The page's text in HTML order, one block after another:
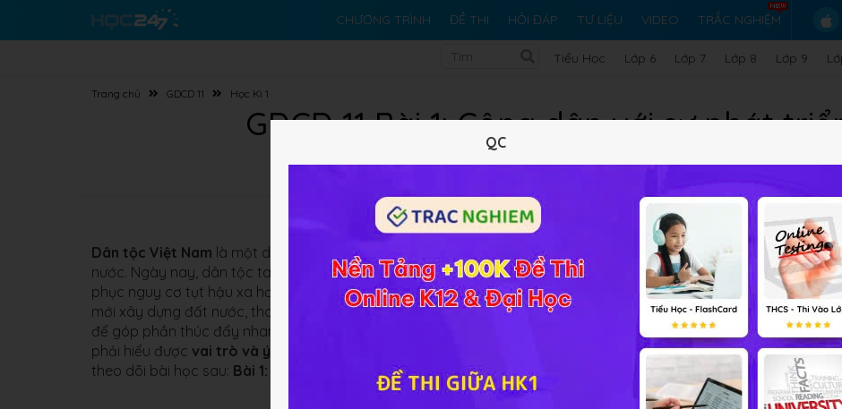
CHƯƠNG TRÌNH ĐỀ THI HỎI ĐÁP TƯ LIỆU VIDEO TRẮC NGHIỆM
Tiểu Học Lớp 6 Lớp 7 Lớp 8 Lớp 9
Trang chủ GDCD 11 Học Kì 1
GDCD 11 Bài 1: Công dân với sự phát
Dân tộc Việt Nam là một dân tộc anh hùng, thông minh, sáng tạo với lịch sử hàng nghìn năm dựng nước và giữ
nước. Ngày nay, dân tộc ta đang đứng trước thách thức của cuộc đấu tranh chống đói nghèo, lạc hậu, khắc
phục nguy cơ tụt hậu xa hơn về kinh tế so với nhiều nước trong khu vực và trên thế giới. Trong công cuộc đổi
mới xây dựng đất nước, thanh niên học sinh là sức trẻ của dân tộc thì phải có vai trò như thế nào và phải làm gì
để góp phần thúc đẩy nhanh sự phát triển kinh tế của đất nước? Và để làm được điều đó trước hết các em
phải hiểu được vai trò và ý nghĩa của việc phát triển kinh tế là gì?
Để hiểu được điều đó các em hãy cùng
theo dõi bài học sau: Bài 1: Công dân với sự phát triển kinh tế
QC